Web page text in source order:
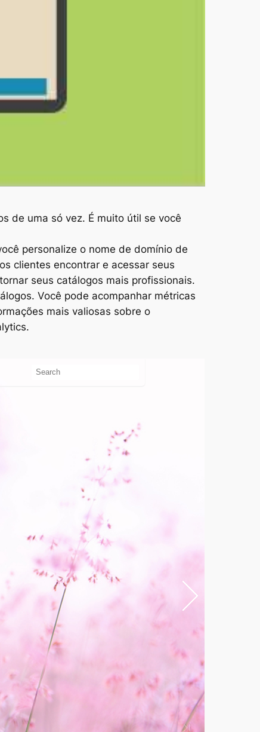
de uma só vez. É muito útil se você
personalize o nome de domínio de
clientes encontrar e acessar seus
seus catálogos mais profissionais.
Você pode acompanhar métricas
mais valiosas sobre o